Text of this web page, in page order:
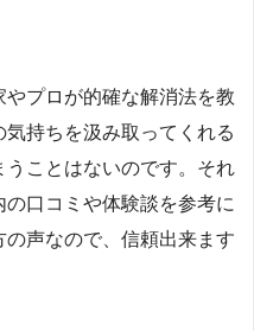
プロが的確な解消法を教
持ちを汲み取ってくれる
ことはないのです。それ
口コミや体験談を参考に
声なので、信頼出来ます